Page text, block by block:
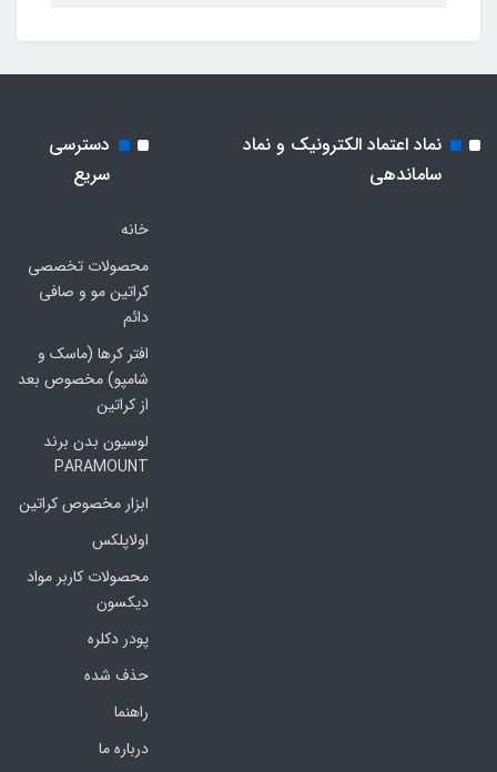
نماد اعتماد الکترونیک و نماد
ساماندهی
دسترسی
سریع
خانه
محصولات تخصصی
کراتین مو و صافی
دائم
افتر کرها (ماسک و
شامپو) مخصوص بعد
از کراتین
لوسیون بدن برند
PARAMOUNT
ابزار مخصوص کراتین
اولاپلکس
محصولات کاربر مواد
دیکسون
پودر دکلره
حذف شده
راهنما
درباره ما